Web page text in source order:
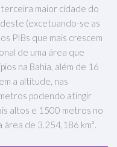
maior cidade do
(excetuando-se as
PIBs que mais crescem
de uma área que
na Bahia, além de 16
a altitude, nas
podendo atingir
altos e 1500 metros no
área de 3.254,186 km².